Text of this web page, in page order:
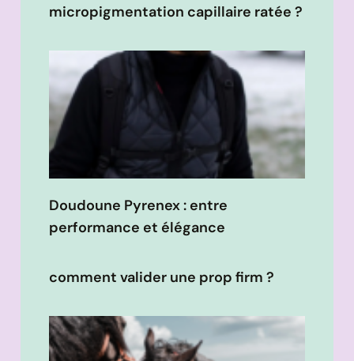
micropigmentation capillaire ratée ?
Doudoune Pyrenex : entre
performance et élégance
comment valider une prop firm ?